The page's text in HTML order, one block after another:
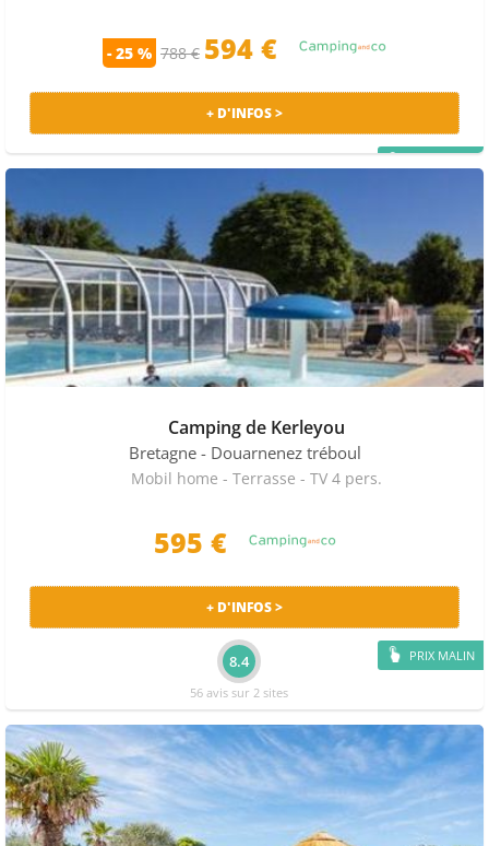
- 25 % 788 € 594 €
+ D'INFOS >
Camping de Kerleyou
Bretagne - Douarnenez tréboul
Mobil home - Terrasse - TV 4 pers.
595 €
PRIX MALIN
+ D'INFOS >
8.4
56 avis sur 2 sites